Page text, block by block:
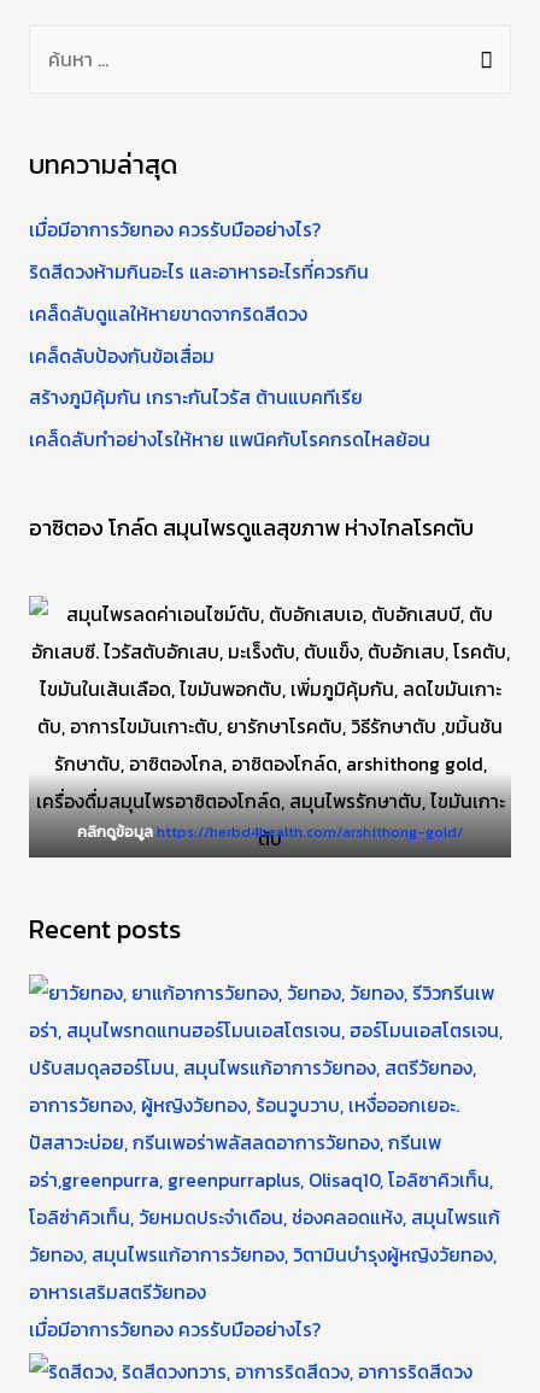
ริดสีดวง
า
ห
รั
บ
บทความล่าสุด
เมื่อมีอาการวัยทอง ควรรับมืออย่างไร?
ริดสีดวงห้ามกินอะไร และอาหารอะไรที่ควรกิน
เคล็ดลับดูแลให้หายขาดจากริดสีดวง
เคล็ดลับป้องกันข้อเสื่อม
สร้างภูมิคุ้มกัน เกราะกันไวรัส ต้านแบคทีเรีย
เคล็ดลับทำอย่างไรให้หาย แพนิคกับโรคกรดไหลย้อน
อาซิตอง โกล์ด สมุนไพรดูแลสุขภาพ ห่างไกลโรคตับ
คลิกดูข้อมูลhttps://herbd4health.com/arshithong-gold/
Recent posts
เมื่อมีอาการวัยทอง ควรรับมืออย่างไร?